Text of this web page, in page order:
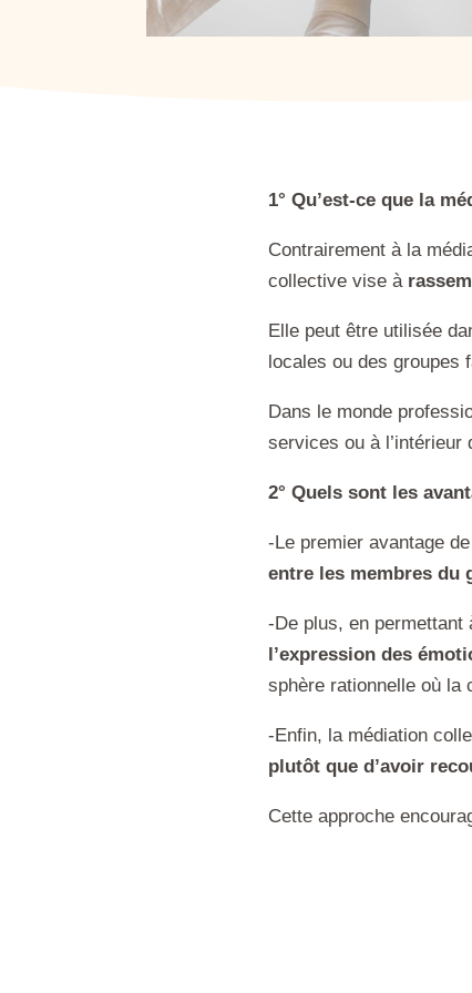
1° Qu’est-ce que la
Contrairement à la
collective vise à
Elle peut être utilisée
locales ou des groupes
Dans le monde
services ou à l’intérieur
2° Quels sont les
-Le premier avantage
entre les membres du
-De plus, en permettant
l’expression des
sphère rationnelle où la
-Enfin, la médiation
plutôt que d’avoir
Cette approche